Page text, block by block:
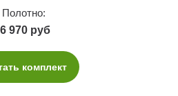
Полотно:
970 руб
комплект